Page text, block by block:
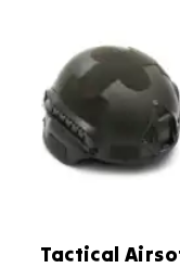
Tactical